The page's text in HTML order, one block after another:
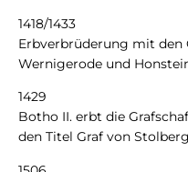
1418/1433
Erbverbrüderung mit den
Wernigerode und
1429
Botho II. erbt die
den Titel Graf von